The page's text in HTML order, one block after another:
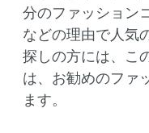
分のファッション
などの理由で人気
探しの方には、こ
は、お勧めのファ
ます。